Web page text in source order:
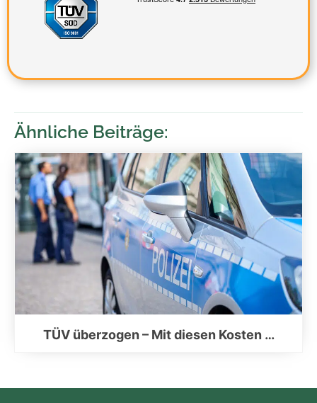
Ähnliche Beiträge:
TÜV überzogen – Mit diesen Kosten …